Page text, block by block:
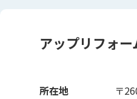
アップリフォ
所在地 〒